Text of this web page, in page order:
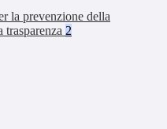
la prevenzione della
trasparenza 2